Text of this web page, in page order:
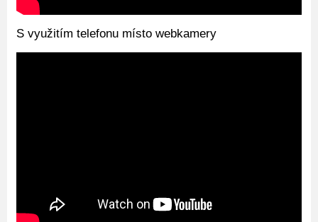
S využitím telefonu místo webkamery